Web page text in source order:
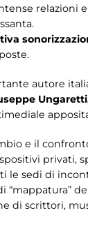
relazioni
autore
e il
privati,
le sedi di
di scrittori,